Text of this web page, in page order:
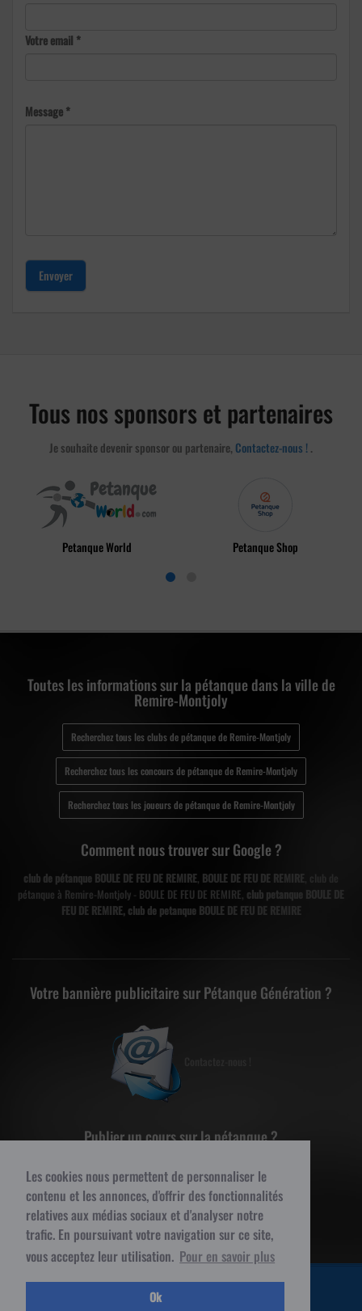
Les cookies nous permettent de personnaliser le
contenu et les annonces, d'offrir des fonctionnalités
relatives aux médias sociaux et d'analyser notre
trafic. En poursuivant votre navigation sur ce site,
vous acceptez leur utilisation. Pour en savoir plus
Ok
Votre email *
Message *
Envoyer
Tous nos sponsors et partenaires
Je souhaite devenir sponsor ou partenaire, Contactez-nous !.
Petanque World Petanque Shop
Toutes les informations sur la pétanque dans la ville de
Remire-Montjoly
Recherchez tous les clubs de pétanque de Remire-Montjoly
Recherchez tous les concours de pétanque de Remire-Montjoly
Recherchez tous les joueurs de pétanque de Remire-Montjoly
Comment nous trouver sur Google ?
club de pétanque BOULE DE FEU DE REMIRE, BOULE DE FEU DE REMIRE, club de
pétanque à Remire-Montjoly - BOULE DE FEU DE REMIRE, club petanque BOULE DE
FEU DE REMIRE, club de petanque BOULE DE FEU DE REMIRE
Votre bannière publicitaire sur Pétanque Génération ?
Publier un cours sur la pétanque ?
Contactez-nous !
© 2015 Pétanque Génération - Tous droits réservés